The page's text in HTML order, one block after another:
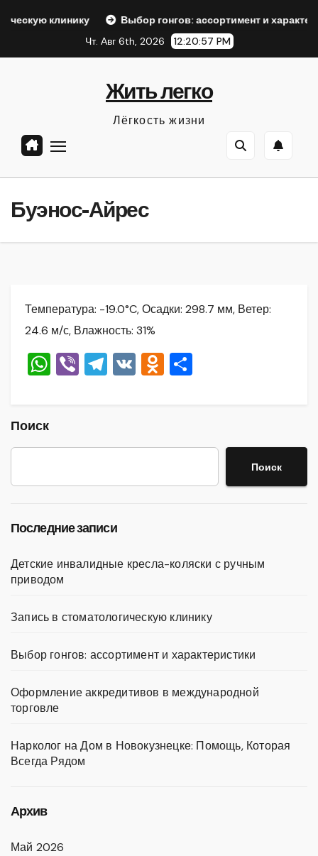
Выбор гонгов: ассортимент и характеристики
Чт. Авг 6th, 2026
12:20:58 PM
Жить легко
Лёгкость жизни
Буэнос-Айрес
Температура: -19.0°C, Осадки: 298.7 мм, Ветер:
24.6 м/с, Влажность: 31%
W
A
p
Vi T
a
m
V O
kl
a
в
и
Поиск
Поиск
Последние записи
Детские инвалидные кресла-коляски с ручным
приводом
Запись в стоматологическую клинику
Выбор гонгов: ассортимент и характеристики
Оформление аккредитивов в международной
торговле
Нарколог на Дом в Новокузнецке: Помощь, Которая
Всегда Рядом
Архив
Май 2026